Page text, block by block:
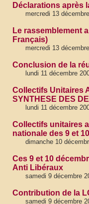
Déclarations après
mercredi 13
Le rassemblement
Français)
mercredi 13
Conclusion de la
lundi 11 décembre
Collectifs Unitaires
SYNTHESE DES
lundi 11 décembre
Collectifs unitaires
nationale des 9 et
dimanche 10
Ces 9 et 10
Anti Libéraux
samedi 9 décembre
Contribution de la
samedi 9 décembre